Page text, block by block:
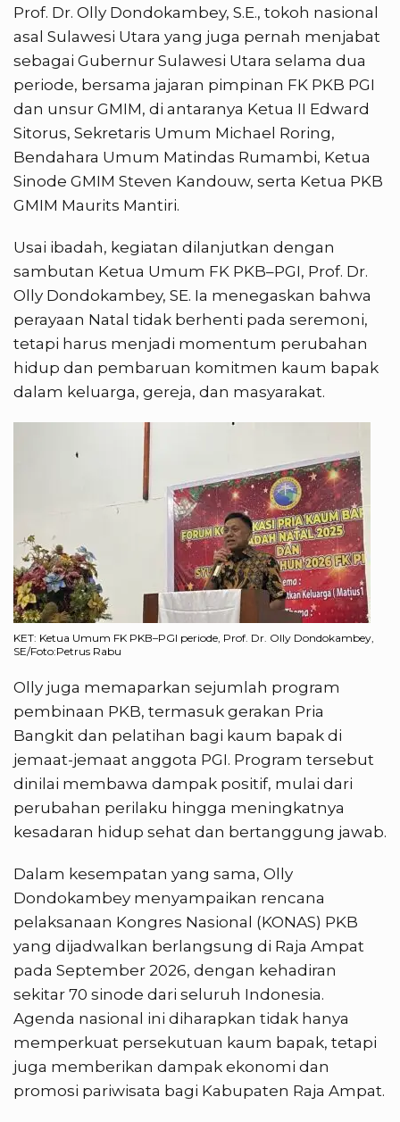
Prof. Dr. Olly Dondokambey, S.E., tokoh nasional
asal Sulawesi Utara yang juga pernah menjabat
sebagai Gubernur Sulawesi Utara selama dua
periode, bersama jajaran pimpinan FK PKB PGI
dan unsur GMIM, di antaranya Ketua II Edward
Sitorus, Sekretaris Umum Michael Roring,
Bendahara Umum Matindas Rumambi, Ketua
Sinode GMIM Steven Kandouw, serta Ketua PKB
GMIM Maurits Mantiri.
Usai ibadah, kegiatan dilanjutkan dengan
sambutan Ketua Umum FK PKB–PGI, Prof. Dr.
Olly Dondokambey, SE. Ia menegaskan bahwa
perayaan Natal tidak berhenti pada seremoni,
tetapi harus menjadi momentum perubahan
hidup dan pembaruan komitmen kaum bapak
dalam keluarga, gereja, dan masyarakat.
KET: Ketua Umum FK PKB–PGI periode, Prof. Dr. Olly Dondokambey,
SE/Foto:Petrus Rabu
Olly juga memaparkan sejumlah program
pembinaan PKB, termasuk gerakan Pria
Bangkit dan pelatihan bagi kaum bapak di
jemaat-jemaat anggota PGI. Program tersebut
dinilai membawa dampak positif, mulai dari
perubahan perilaku hingga meningkatnya
kesadaran hidup sehat dan bertanggung jawab.
Dalam kesempatan yang sama, Olly
Dondokambey menyampaikan rencana
pelaksanaan Kongres Nasional (KONAS) PKB
yang dijadwalkan berlangsung di Raja Ampat
pada September 2026, dengan kehadiran
sekitar 70 sinode dari seluruh Indonesia.
Agenda nasional ini diharapkan tidak hanya
memperkuat persekutuan kaum bapak, tetapi
juga memberikan dampak ekonomi dan
promosi pariwisata bagi Kabupaten Raja Ampat.